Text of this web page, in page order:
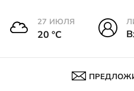
27 ИЮЛЯ
20 °С